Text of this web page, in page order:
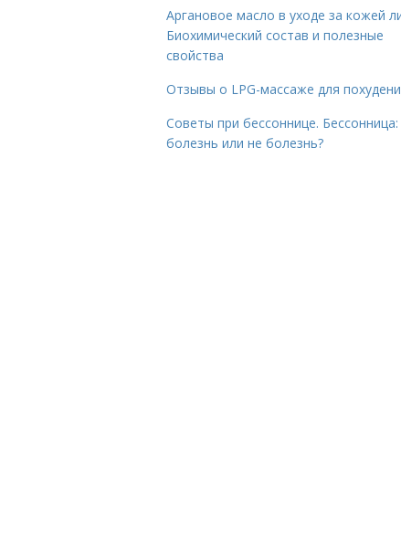
Аргановое масло в уходе за кожей
Биохимический состав и полезные
свойства
Отзывы о LPG-массаже для
Советы при бессоннице. Бессонница:
болезнь или не болезнь?